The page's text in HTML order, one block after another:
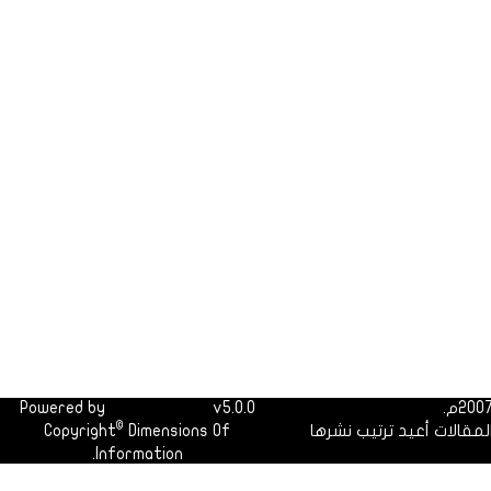
أعيد ترتيب نشرها
Powered by
v5.0.0
Copyright© Dimensions Of
Information.